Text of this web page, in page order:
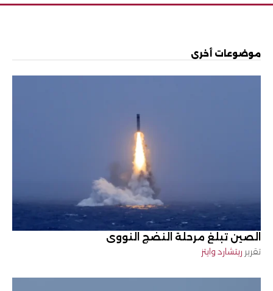
موضوعات أخرى
الصين تبلغ مرحلة النضج النووي
تقرير ريتشارد وايتز